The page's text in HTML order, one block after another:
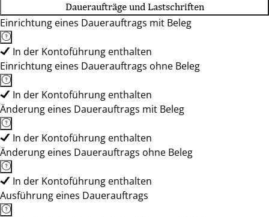
Daueraufträge und Lastschriften
Einrichtung eines Dauerauftrags mit Beleg
In der Kontoführung enthalten
Einrichtung eines Dauerauftrags ohne Beleg
In der Kontoführung enthalten
Änderung eines Dauerauftrags mit Beleg
In der Kontoführung enthalten
Änderung eines Dauerauftrags ohne Beleg
In der Kontoführung enthalten
Ausführung eines Dauerauftrags